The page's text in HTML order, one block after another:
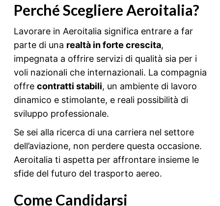
Perché Scegliere Aeroitalia?
Lavorare in Aeroitalia significa entrare a far
parte di una realtà in forte crescita,
impegnata a offrire servizi di qualità sia per i
voli nazionali che internazionali. La compagnia
offre contratti stabili, un ambiente di lavoro
dinamico e stimolante, e reali possibilità di
sviluppo professionale.
Se sei alla ricerca di una carriera nel settore
dell’aviazione, non perdere questa occasione.
Aeroitalia ti aspetta per affrontare insieme le
sfide del futuro del trasporto aereo.
Come Candidarsi